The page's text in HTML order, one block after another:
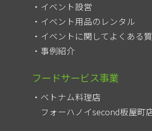
イベント設営
イベント用品のレンタル
イベントに関してよくある
事例紹介
フードサービス事業
ベトナム料理店
フォーハノイsecond板屋町